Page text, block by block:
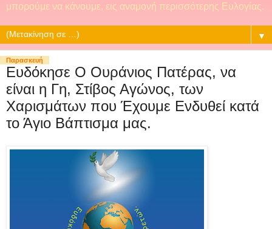
μπορούμε να κάνουμε, εις αναμονή περισσότερης Ευλογίας.
▼
Παρασκευή
Ευδόκησε Ο Ουράνιος Πατέρας, να
είναι η Γη, Στίβος Αγώνος, των
Χαρισμάτων που Έχουμε Ενδυθεί κατά
το Άγιο Βάπτισμα μας.